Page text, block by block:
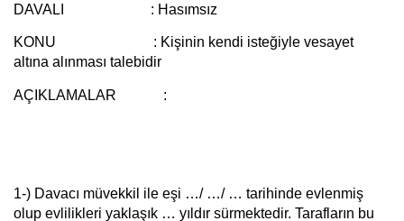
DAVALI : Hasımsız
KONU : Kişinin kendi isteğiyle vesayet
altına alınması talebidir
AÇIKLAMALAR :
1-) Davacı müvekkil ile eşi …/ …/ … tarihinde evlenmiş
olup evlilikleri yaklaşık … yıldır sürmektedir. Tarafların bu